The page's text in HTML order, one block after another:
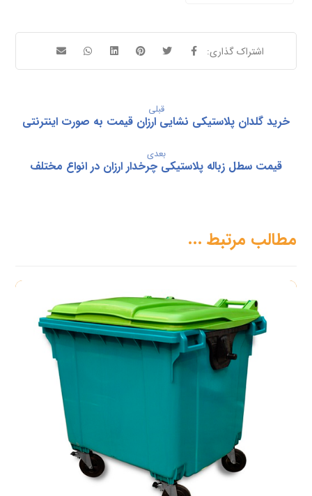
قبلی
خرید گلدان پلاستیکی نشایی ارزان قیمت به صورت اینترنتی
بعدی
قیمت سطل زباله پلاستیکی چرخدار ارزان در انواع مختلف
مطالب مرتبط ...